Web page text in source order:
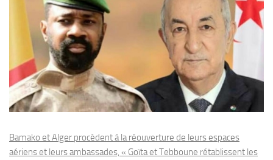
Bamako et Alger procèdent à la réouverture de leurs espaces
aériens et leurs ambassades, « Goïta et Tebboune rétablissent les